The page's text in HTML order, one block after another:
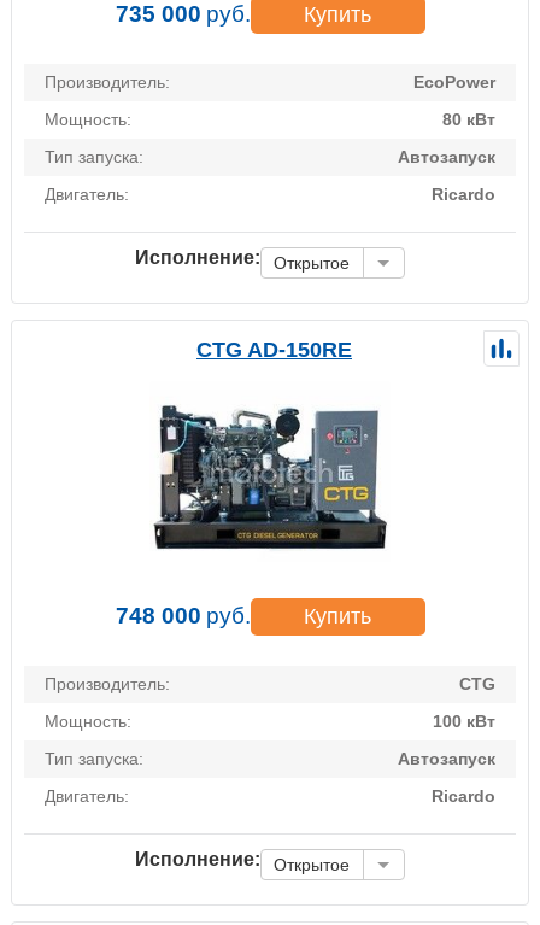
735 000 руб. Купить
Производитель:
EcoPower
Мощность:
80 кВт
Тип запуска:
Автозапуск
Двигатель:
Ricardo
Исполнение: Открытое
CTG AD-150RE
748 000 руб. Купить
Производитель:
CTG
Мощность:
100 кВт
Тип запуска:
Автозапуск
Двигатель:
Ricardo
Исполнение: Открытое